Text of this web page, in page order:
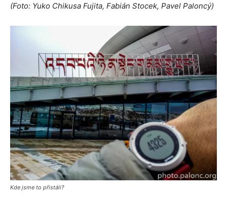
(Foto: Yuko Chikusa Fujita, Fabián Stocek, Pavel Paloncý)
Kde jsme to přistáli?